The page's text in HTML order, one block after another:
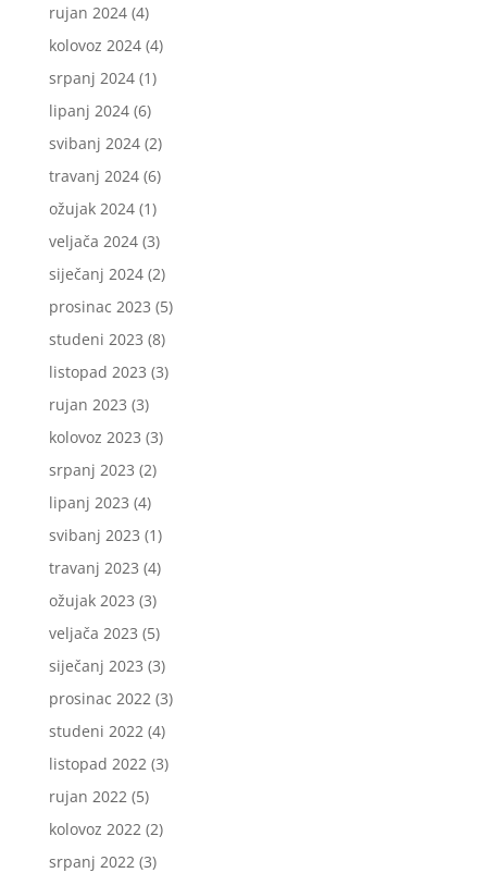
rujan 2024(4)
kolovoz 2024(4)
srpanj 2024(1)
lipanj 2024(6)
svibanj 2024(2)
travanj 2024(6)
ožujak 2024(1)
veljača 2024(3)
siječanj 2024(2)
prosinac 2023 (5)
studeni 2023 (8)
listopad 2023 (3)
rujan 2023 (3)
kolovoz 2023 (3)
srpanj 2023 (2)
lipanj 2023 (4)
svibanj 2023 (1)
travanj 2023 (4)
ožujak 2023 (3)
veljača 2023 (5)
siječanj 2023 (3)
prosinac 2022(3)
studeni 2022(4)
listopad 2022(3)
rujan 2022(5)
kolovoz 2022(2)
srpanj 2022(3)